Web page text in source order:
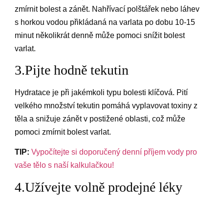
zmírnit bolest a zánět. Nahřívací polštářek nebo láhev
s horkou vodou přikládaná na varlata po dobu 10-15
minut několikrát denně může pomoci snížit bolest
varlat.
3.Pijte hodně tekutin
Hydratace je při jakémkoli typu bolesti klíčová. Pití
velkého množství tekutin pomáhá vyplavovat toxiny z
těla a snižuje zánět v postižené oblasti, což může
pomoci zmírnit bolest varlat.
TIP: Vypočítejte si doporučený denní příjem vody pro
vaše tělo s naší kalkulačkou!
4.Užívejte volně prodejné léky